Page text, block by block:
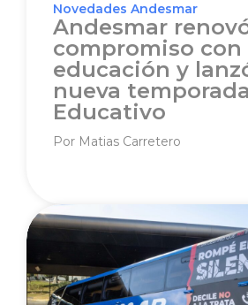
Novedades Andesmar
Andesmar
compromiso con
educación y
nueva
Educativo
Por Matias Carretero